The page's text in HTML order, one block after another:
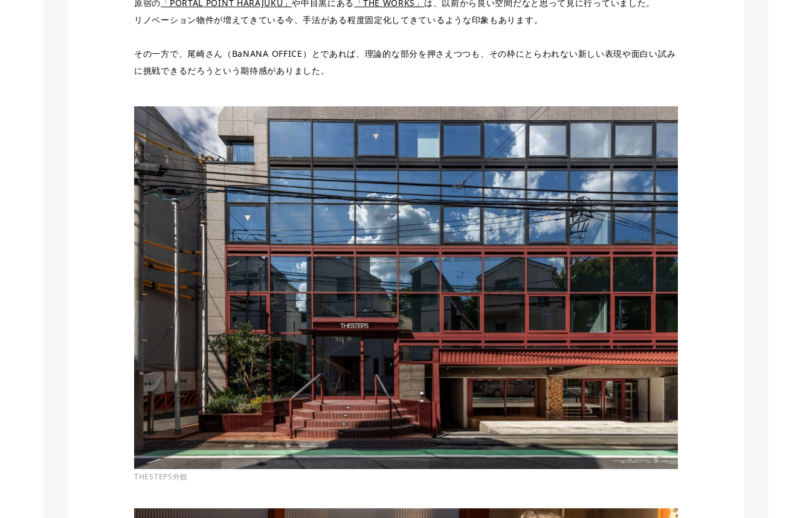
原宿の 「PORTAL POINT HARAJUKU」や中目黒にある 「THE WORKS」 は、以前から良い空間だなと思って見に行っていました。
リノベーション物件が増えてきている今、手法がある程度固定化してきているような印象もあります。
その一方で、尾崎さん（BaNANA OFFICE）とであれば、理論的な部分を押さえつつも、その枠にとらわれない新しい表現や面白い試み
に挑戦できるだろうという期待感がありました。
THESTEPS外観